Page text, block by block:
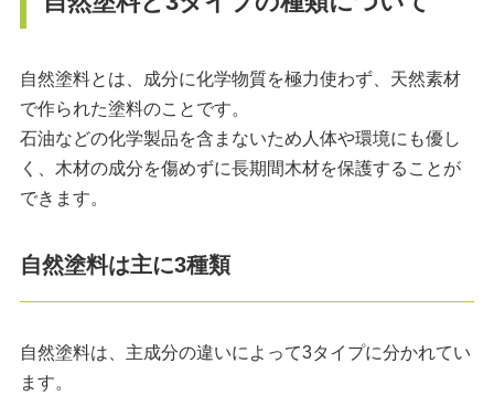
自然塗料とは、成分に化学物質を極力使わず、天然素材
で作られた塗料のことです。
石油などの化学製品を含まないため人体や環境にも優し
く、木材の成分を傷めずに長期間木材を保護することが
できます。
自然塗料は主に3種類
自然塗料は、主成分の違いによって3タイプに分かれてい
ます。